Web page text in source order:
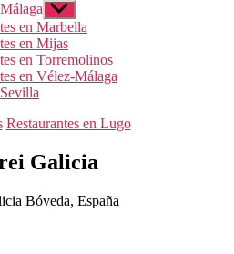
Mostrar
el
submenú
en Marbella
en Mijas
en Torremolinos
en Vélez-Málaga
Categorías
Restaurantes en Lugo
Galicia
Bóveda, España